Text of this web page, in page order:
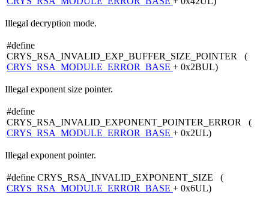
Illegal decryption mode.
#define
CRYS_RSA_INVALID_EXP_BUFFER_SIZE_POINTER (
CRYS_RSA_MODULE_ERROR_BASE + 0x2BUL)
Illegal exponent size pointer.
#define
CRYS_RSA_INVALID_EXPONENT_POINTER_ERROR (
CRYS_RSA_MODULE_ERROR_BASE + 0x2UL)
Illegal exponent pointer.
#define CRYS_RSA_INVALID_EXPONENT_SIZE (
CRYS_RSA_MODULE_ERROR_BASE + 0x6UL)